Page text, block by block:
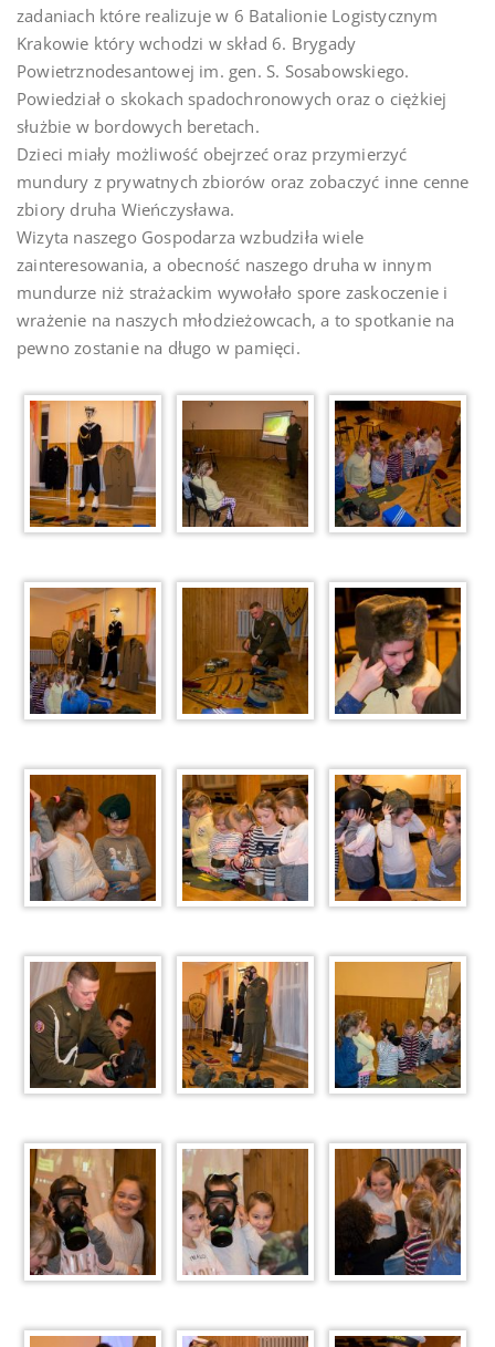
zadaniach które realizuje w 6 Batalionie Logistycznym
Krakowie który wchodzi w skład 6. Brygady
Powietrznodesantowej im. gen. S. Sosabowskiego.
Powiedział o skokach spadochronowych oraz o ciężkiej
służbie w bordowych beretach.
Dzieci miały możliwość obejrzeć oraz przymierzyć
mundury z prywatnych zbiorów oraz zobaczyć inne cenne
zbiory druha Wieńczysława.
Wizyta naszego Gospodarza wzbudziła wiele
zainteresowania, a obecność naszego druha w innym
mundurze niż strażackim wywołało spore zaskoczenie i
wrażenie na naszych młodzieżowcach, a to spotkanie na
pewno zostanie na długo w pamięci.